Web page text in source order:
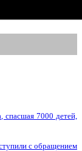
7000 детей,
с обращением